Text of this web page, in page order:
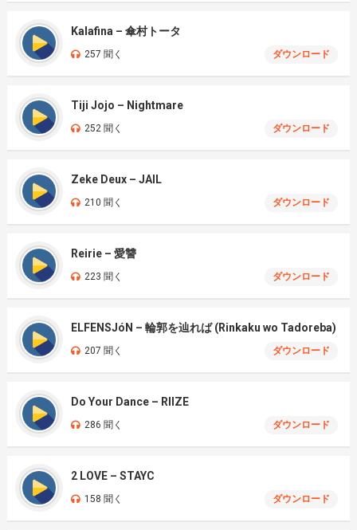
Kalafina – 傘村トータ
257 聞く ダウンロード
Tiji Jojo – Nightmare
252 聞く ダウンロード
Zeke Deux – JAIL
210 聞く ダウンロード
Reirie – 愛讐
223 聞く ダウンロード
ELFENSJóN – 輪郭を辿れば (Rinkaku wo Tadoreba)
207 聞く ダウンロード
Do Your Dance – RIIZE
286 聞く ダウンロード
2 LOVE – STAYC
158 聞く ダウンロード